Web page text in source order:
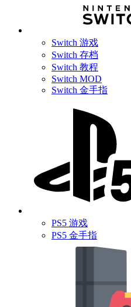
Switch 游戏
Switch 存档
Switch 教程
Switch MOD
Switch 金手指
PS5 游戏
PS5 金手指